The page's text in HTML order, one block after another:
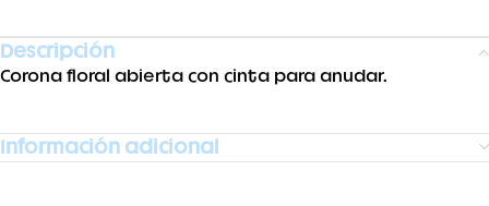
Descripción
Corona floral abierta con cinta para anudar.
Información adicional